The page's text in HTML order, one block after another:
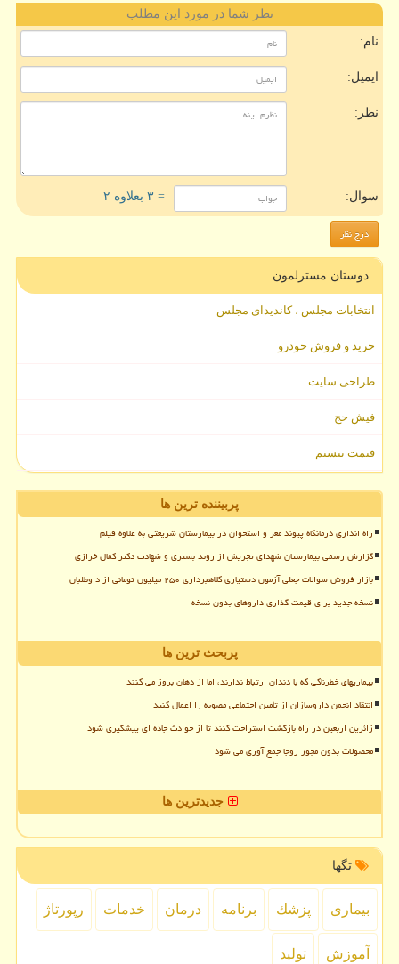
نظر شما در مورد این مطلب
نام:
ایمیل:
نظر:
سوال: = ۳ بعلاوه ۲
دوستان مسترلمون
انتخابات مجلس ، کاندیدای مجلس
خرید و فروش خودرو
طراحی سایت
فیش حج
قیمت بیسیم
پربیننده ترین ها
راه اندازی درمانگاه پیوند مغز و استخوان در بیمارستان شریعتی به علاوه فیلم
گزارش رسمی بیمارستان شهدای تجریش از روند بستری و شهادت دکتر کمال خرازی
بازار فروش سوالات جعلی آزمون دستیاری کلاهبرداری ۲۵۰ میلیون تومانی از داوطلبان
نسخه جدید برای قیمت گذاری داروهای بدون نسخه
پربحث ترین ها
بیماریهای خطرناکی که با دندان ارتباط ندارند، اما از دهان بروز می کنند
انتقاد انجمن داروسازان از تأمین اجتماعی مصوبه را اعمال کنید
زائرین اربعین در راه بازگشت استراحت کنند تا از حوادث جاده ای پیشگیری شود
محصولات بدون مجوز روجا جمع آوری می شود
جدیدترین ها
تگها
بیماری پزشك برنامه درمان خدمات رپورتاژ
آموزش تولید